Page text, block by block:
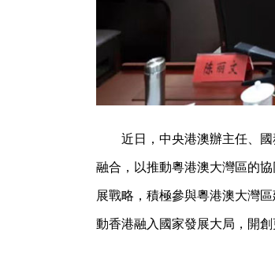
近日，中央港澳辦主任、
融合，以推動粵港澳大灣區的
展戰略，積極參與粵港澳大灣
動香港融入國家發展大局，開創